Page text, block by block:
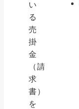
い
る
売
掛
金
（請
求
書）
を